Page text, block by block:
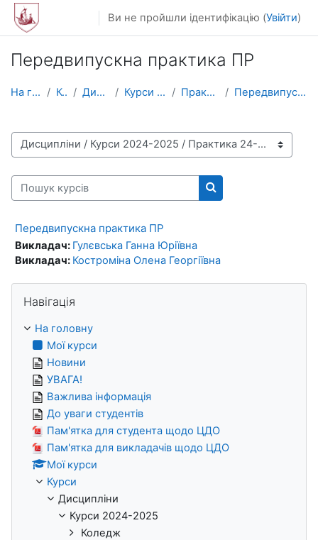
Перейти до головного вмісту
Ви не пройшли ідентифікацію (Увійти)
Передвипускна практика ПР
На головну Курси Дисципліни Курси 2024-2025 Практика 24-25 Передвипускна практика ПР
Категорії курсів
Пошук курсів
Пошук курсів
Передвипускна практика ПР
Викладач: Гулєвська Ганна Юріївна
Викладач: Костроміна Олена Георгіївна
Навігація
На головну
Мої курси
Новини
УВАГА!
Важлива інформація
До уваги студентів
Пам'ятка для студента щодо ЦДО
Пам'ятка для викладачів щодо ЦДО
Мої курси
Курси
Дисципліни
Курси 2024-2025
Коледж